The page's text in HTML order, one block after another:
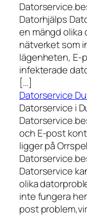
Datorhjälps
en mängd olika
nätverket som
lägenheten, E-
infekterade
[…]
Datorservice
Datorservice i
och E-post
ligger på
Datorservice
olika
inte fungera
post